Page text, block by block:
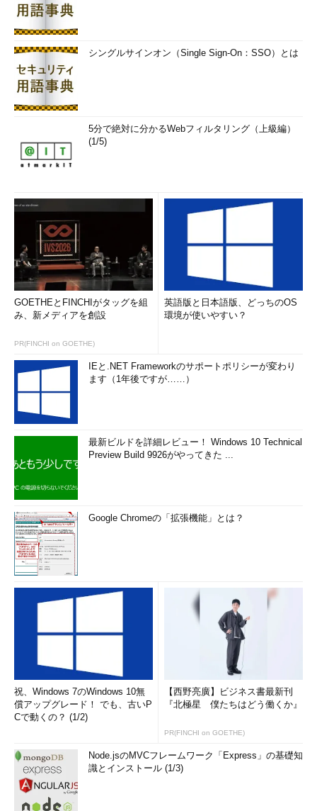
シングルサインオン（Single Sign-On：SSO）とは
5分で絶対に分かるWebフィルタリング（上級編）
(1/5)
GOETHEとFINCHIがタッグを組
み、新メディアを創設
PR(FINCHI on GOETHE)
英語版と日本語版、どっちのOS
環境が使いやすい？
IEと.NET Frameworkのサポートポリシーが変わり
ます（1年後ですが……）
最新ビルドを詳細レビュー！ Windows 10 Technical
Preview Build 9926がやってきた ...
Google Chromeの「拡張機能」とは？
祝、Windows 7のWindows 10無
償アップグレード！ でも、古いP
Cで動くの？ (1/2)
【西野亮廣】ビジネス書最新刊
『北極星 僕たちはどう働くか』
PR(FINCHI on GOETHE)
Node.jsのMVCフレームワーク「Express」の基礎知
識とインストール (1/3)